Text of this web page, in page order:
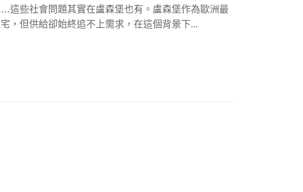
些社會問題其實在盧森堡也有。盧森堡作為歐洲最
，但供給卻始終追不上需求，在這個背景下...